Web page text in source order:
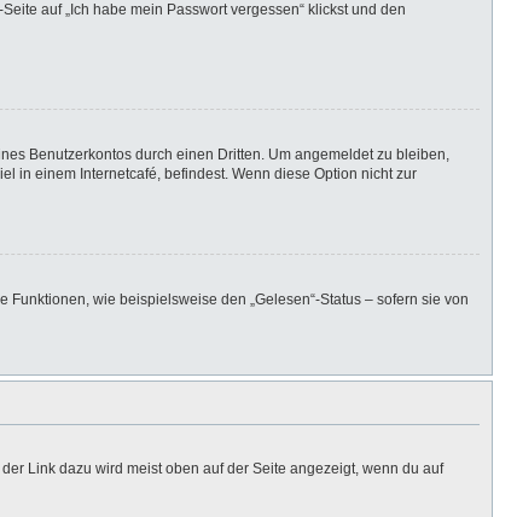
auf „Ich habe mein Passwort vergessen“ klickst und den
Benutzerkontos durch einen Dritten. Um angemeldet zu bleiben,
in einem Internetcafé, befindest. Wenn diese Option nicht zur
wie beispielsweise den „Gelesen“-Status – sofern sie von
Link dazu wird meist oben auf der Seite angezeigt, wenn du auf